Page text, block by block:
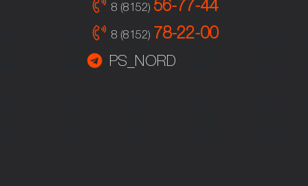
8 (8152) 56-77-44
8 (8152) 78-22-00
PS_NORD